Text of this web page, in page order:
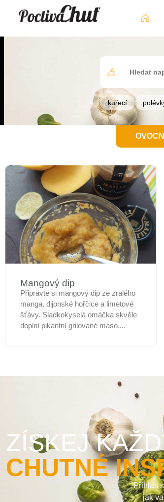
kuřecí
Mangový dip
Připravte si mangový dip ze zralého
manga, dijonské hořčice a limetové
šťávy. Sladkokyselá omáčka skvěle
doplní pikantní grilované maso....
ZÍSKEJ
CHUTNÉ
Přihlas
jak